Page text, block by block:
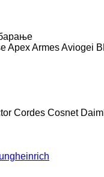
ApexArmesAviogei
Cordes Cosnet